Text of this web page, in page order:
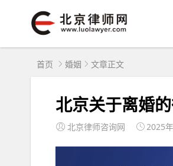
首页 婚姻 文章正文
北京关于离婚
北京律师咨询网 2025